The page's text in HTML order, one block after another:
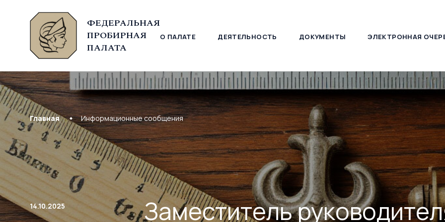
ФЕДЕРАЛЬНАЯ
ПРОБИРНАЯ
ПАЛАТА
О ПАЛАТЕ ДЕЯТЕЛЬНОСТЬ ДОКУМЕНТЫ ЭЛЕКТРОННАЯ
© Федеральная пробирная палата, 2026
Главная Информационные сообщения
14.10.2025 Заместитель